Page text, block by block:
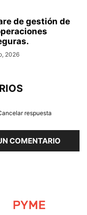
de gestión de
2026
respuesta
COMENTARIO